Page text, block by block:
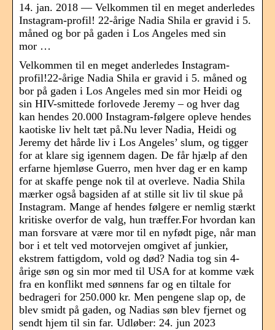
14. jan. 2018 — Velkommen til en meget anderledes
Instagram-profil! 22-årige Nadia Shila er gravid i 5.
måned og bor på gaden i Los Angeles med sin
mor …
Velkommen til en meget anderledes Instagram-
profil!22-årige Nadia Shila er gravid i 5. måned og
bor på gaden i Los Angeles med sin mor Heidi og
sin HIV-smittede forlovede Jeremy – og hver dag
kan hendes 20.000 Instagram-følgere opleve hendes
kaotiske liv helt tæt på.Nu lever Nadia, Heidi og
Jeremy det hårde liv i Los Angeles’ slum, og tigger
for at klare sig igennem dagen. De får hjælp af den
erfarne hjemløse Guerro, men hver dag er en kamp
for at skaffe penge nok til at overleve. Nadia Shila
mærker også bagsiden af at stille sit liv til skue på
Instagram. Mange af hendes følgere er nemlig stærkt
kritiske overfor de valg, hun træffer.For hvordan kan
man forsvare at være mor til en nyfødt pige, når man
bor i et telt ved motorvejen omgivet af junkier,
ekstrem fattigdom, vold og død? Nadia tog sin 4-
årige søn og sin mor med til USA for at komme væk
fra en konflikt med sønnens far og en tiltale for
bedrageri for 250.000 kr. Men pengene slap op, de
blev smidt på gaden, og Nadias søn blev fjernet og
sendt hjem til sin far. Udløber: 24. jun 2023